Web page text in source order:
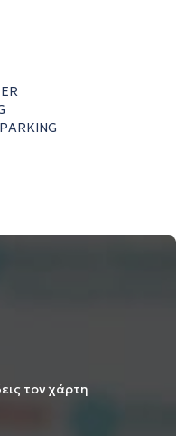
τον χάρτη